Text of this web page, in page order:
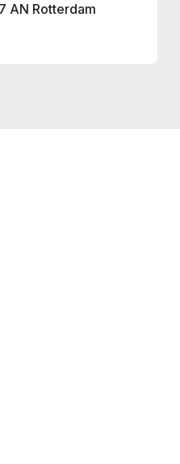
AN Rotterdam